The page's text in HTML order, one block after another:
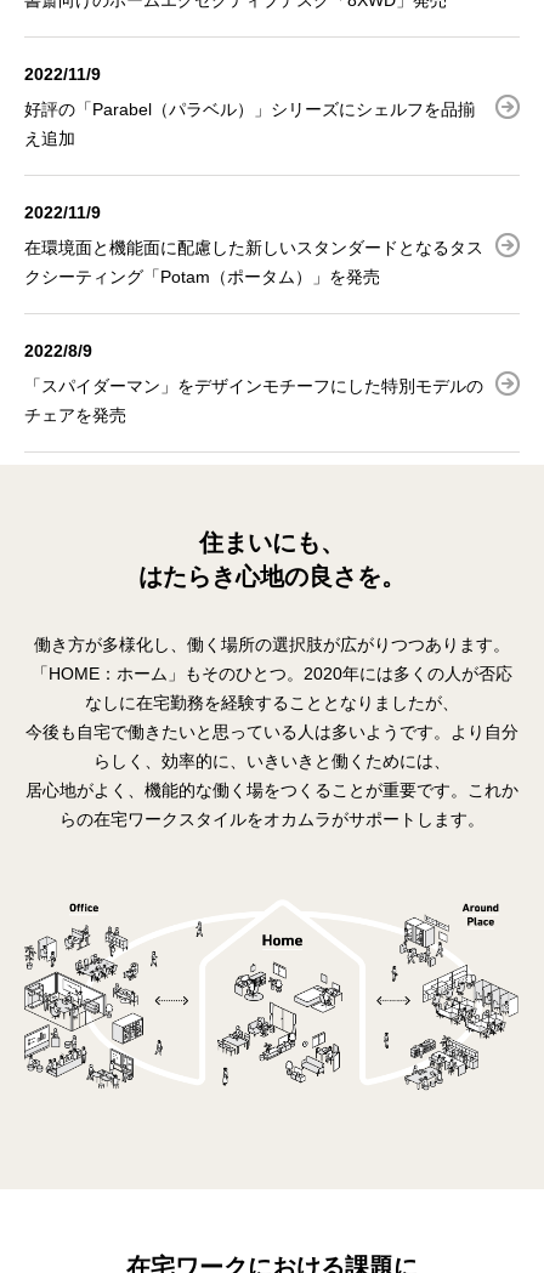
2022/11/9
好評の「Parabel（パラベル）」シリーズにシェルフを品揃
え追加
2022/11/9
在環境面と機能面に配慮した新しいスタンダードとなるタス
クシーティング「Potam（ポータム）」を発売
2022/8/9
「スパイダーマン」をデザインモチーフにした特別モデルの
チェアを発売
住まいにも、
はたらき心地の良さを。
働き方が多様化し、働く場所の選択肢が広がりつつあります。
「HOME：ホーム」もそのひとつ。2020年には多くの人が否応
なしに在宅勤務を経験することとなりましたが、
今後も自宅で働きたいと思っている人は多いようです。より自分
らしく、効率的に、いきいきと働くためには、
居心地がよく、機能的な働く場をつくることが重要です。これか
らの在宅ワークスタイルをオカムラがサポートします。
在宅ワークにおける課題に